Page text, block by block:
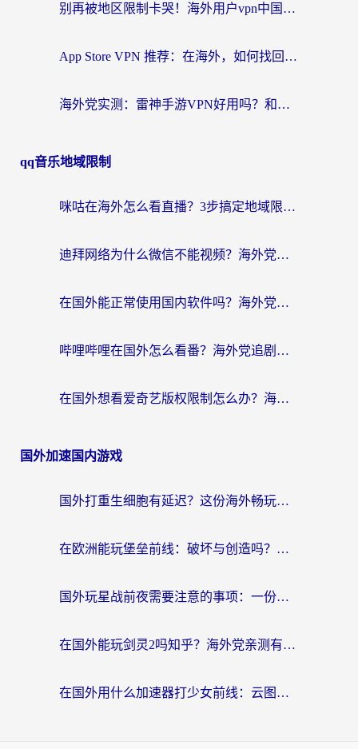
别再被地区限制卡哭！海外用户vpn中国下载全攻略，无缝刷剧办公社交
App Store VPN 推荐：在海外，如何找回那扇回家的“任意门”？
海外党实测：雷神手游VPN好用吗？和闪电VPN对比哪个回国效果更好？附小众工具深度测评
qq音乐地域限制
咪咕在海外怎么看直播？3步搞定地域限制，还能畅看腾讯视频与国内热剧
迪拜网络为什么微信不能视频？海外党必看的回国加速全攻略
在国外能正常使用国内软件吗？海外党亲测有效的无缝访问指南
哔哩哔哩在国外怎么看番？海外党追剧看片的终极解决方案
在国外想看爱奇艺版权限制怎么办？海外华人必看的追剧自由指南
国外加速国内游戏
国外打重生细胞有延迟？这份海外畅玩国服游戏加速器终极指南请收好
在欧洲能玩堡垒前线：破坏与创造吗？海外党国服游戏不卡顿的秘密
国外玩星战前夜需要注意的事项：一份来自老玩家的网络生存指南
在国外能玩剑灵2吗知乎？海外党亲测有效的国服游戏加速指南
在国外用什么加速器打少女前线：云图计划不卡？一个老玩家的掏心分享